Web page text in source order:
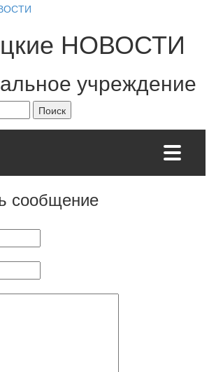
НОВОСТИ
учреждение
сообщение